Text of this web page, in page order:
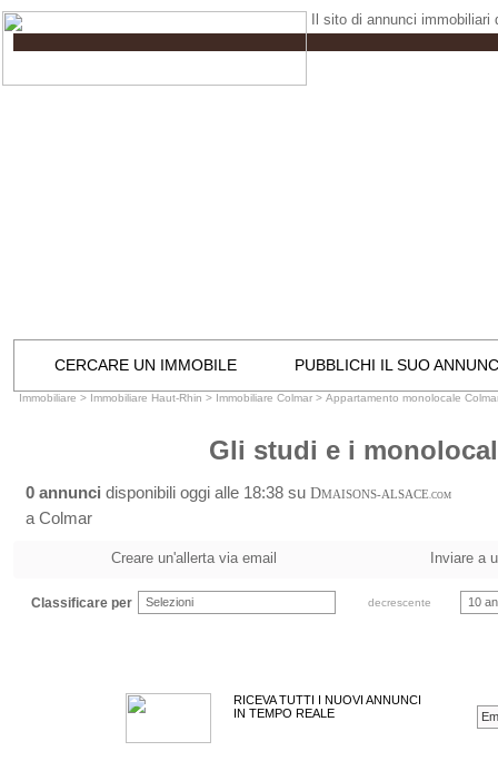
Il sito di annunci immobiliari
CERCARE UN IMMOBILE PUBBLICHI IL SUO
Immobiliare > Immobiliare Haut-Rhin > Immobiliare Colmar > Appartamento monolocale
Gli studi e i
0 annunci disponibili oggi alle 18:38 su DMAISONS-ALSACE.COM
a Colmar
Creare un'allerta via email Inviare a
Classificare per Selezioni decrescente 10
RICEVA TUTTI I NUOVI ANNUNCI
IN TEMPO REALE